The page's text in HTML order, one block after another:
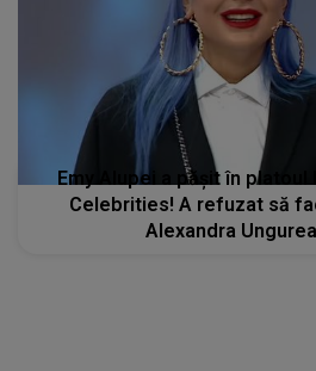
Emy Alupei a pășit în platoul
Celebrities! A refuzat să
Alexandra